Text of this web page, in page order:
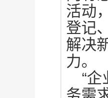
活动
登记
解决
力。
“